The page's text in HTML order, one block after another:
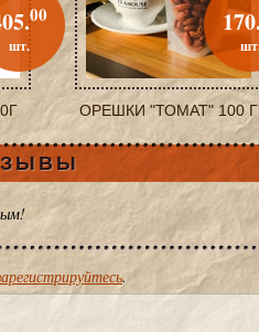
00
шт.
ОРЕШКИ "ТОМАТ" 100 Г
.